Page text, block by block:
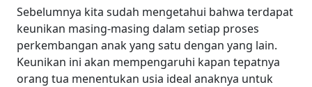
Sebelumnya kita sudah mengetahui bahwa terdapat
keunikan masing-masing dalam setiap proses
perkembangan anak yang satu dengan yang lain.
Keunikan ini akan mempengaruhi kapan tepatnya
orang tua menentukan usia ideal anaknya untuk